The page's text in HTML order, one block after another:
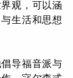
观，可以涵
生活和思想
导福音派与